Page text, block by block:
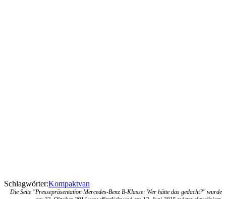
Schlagwörter:Kompaktvan
Die Seite "Pressepräsentation Mercedes-Benz B-Klasse: Wer hätte das gedacht?" wurde